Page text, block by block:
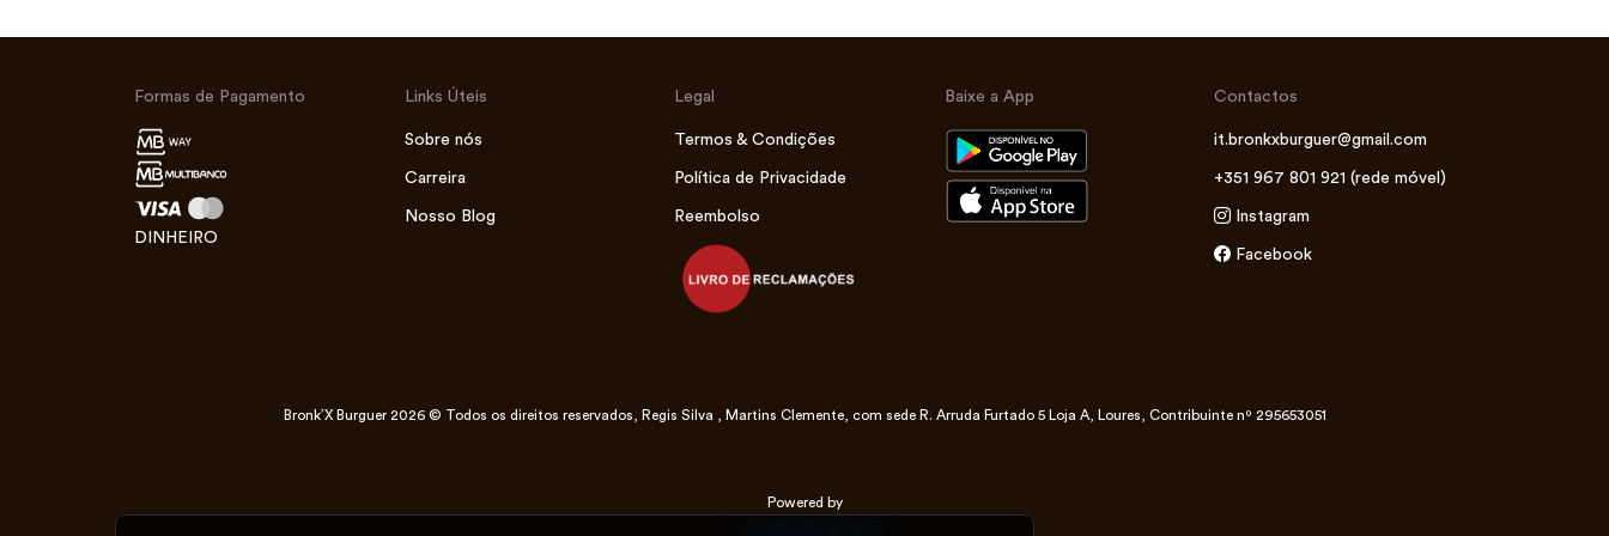
Formas de Pagamento
DINHEIRO
Links Úteis
Sobre nós
Carreira
Nosso Blog
Legal
Termos & Condições
Política de Privacidade
Reembolso
Baixe a App Contactos
it.bronkxburguer@gmail.com
+351 967 801 921 (rede móvel)
Instagram
Facebook
Bronk’X Burguer 2026 © Todos os direitos reservados, Regis Silva , Martins Clemente, com sede R. Arruda Furtado 5 Loja A, Loures, Contribuinte nº 295653051
Powered by